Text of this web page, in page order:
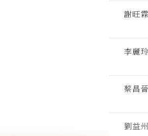
謝旺霖
李麗玲
蔡昌晉
劉益州